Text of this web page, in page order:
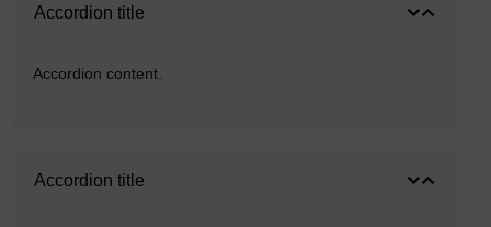
Accordion title
Accordion content.
Accordion title